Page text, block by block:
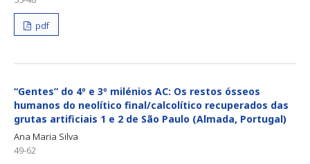
pdf
“Gentes” do 4º e 3º milénios AC: Os restos ósseos
humanos do neolítico final/calcolítico recuperados das
grutas artificiais 1 e 2 de São Paulo (Almada, Portugal)
Ana Maria Silva
49-62